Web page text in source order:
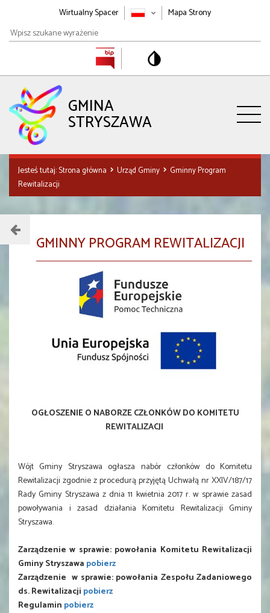
Wirtualny Spacer
Mapa Strony
Wpisz
szukane
GMINA
STRYSZAWA
Jesteś tutaj:Strona główna Urząd Gminy
Gminny Program
Rewitalizacji
Menu
GMINNY PROGRAM REWITALIZACJI
OGŁOSZENIE O NABORZE CZŁONKÓW DO KOMITETU
REWITALIZACJI
Wójt Gminy Stryszawa ogłasza nabór członków do Komitetu
Rewitalizacji zgodnie z procedurą przyjętą Uchwałą nr XXIV/187/17
Rady Gminy Stryszawa z dnia 11 kwietnia 2017 r. w sprawie zasad
powoływania i zasad działania Komitetu Rewitalizacji Gminy
Stryszawa.
Zarządzenie w sprawie: powołania Komitetu Rewitalizacji
Gminy Stryszawa pobierz
Zarządzenie w sprawie: powołania Zespołu Zadaniowego
ds. Rewitalizacji pobierz
Regulamin pobierz